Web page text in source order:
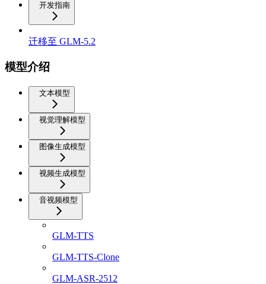
开发指南
迁移至 GLM-5.2
模型介绍
文本模型
视觉理解模型
图像生成模型
视频生成模型
音视频模型
GLM-TTS
GLM-TTS-Clone
GLM-ASR-2512